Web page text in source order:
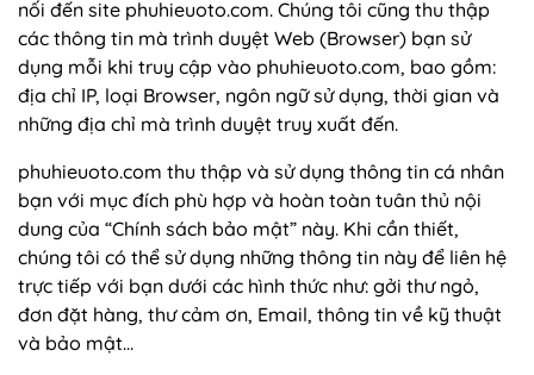
nối đến site phuhieuoto.com. Chúng tôi cũng thu thập
các thông tin mà trình duyệt Web (Browser) bạn sử
dụng mỗi khi truy cập vào phuhieuoto.com, bao gồm:
địa chỉ IP, loại Browser, ngôn ngữ sử dụng, thời gian và
những địa chỉ mà trình duyệt truy xuất đến.
phuhieuoto.com thu thập và sử dụng thông tin cá nhân
bạn với mục đích phù hợp và hoàn toàn tuân thủ nội
dung của “Chính sách bảo mật” này. Khi cần thiết,
chúng tôi có thể sử dụng những thông tin này để liên hệ
trực tiếp với bạn dưới các hình thức như: gởi thư ngỏ,
đơn đặt hàng, thư cảm ơn, Email, thông tin về kỹ thuật
và bảo mật…